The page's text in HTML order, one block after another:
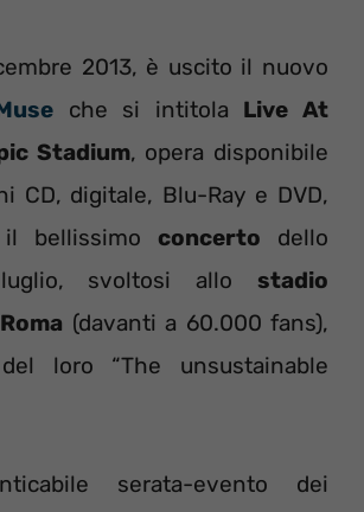
2013, è uscito il nuovo
che si intitola Live At
Stadium, opera disponibile
CD, digitale, Blu-Ray e DVD,
il bellissimo concerto dello
svoltosi allo stadio
(davanti a 60.000 fans),
del loro “The unsustainable
serata-evento dei